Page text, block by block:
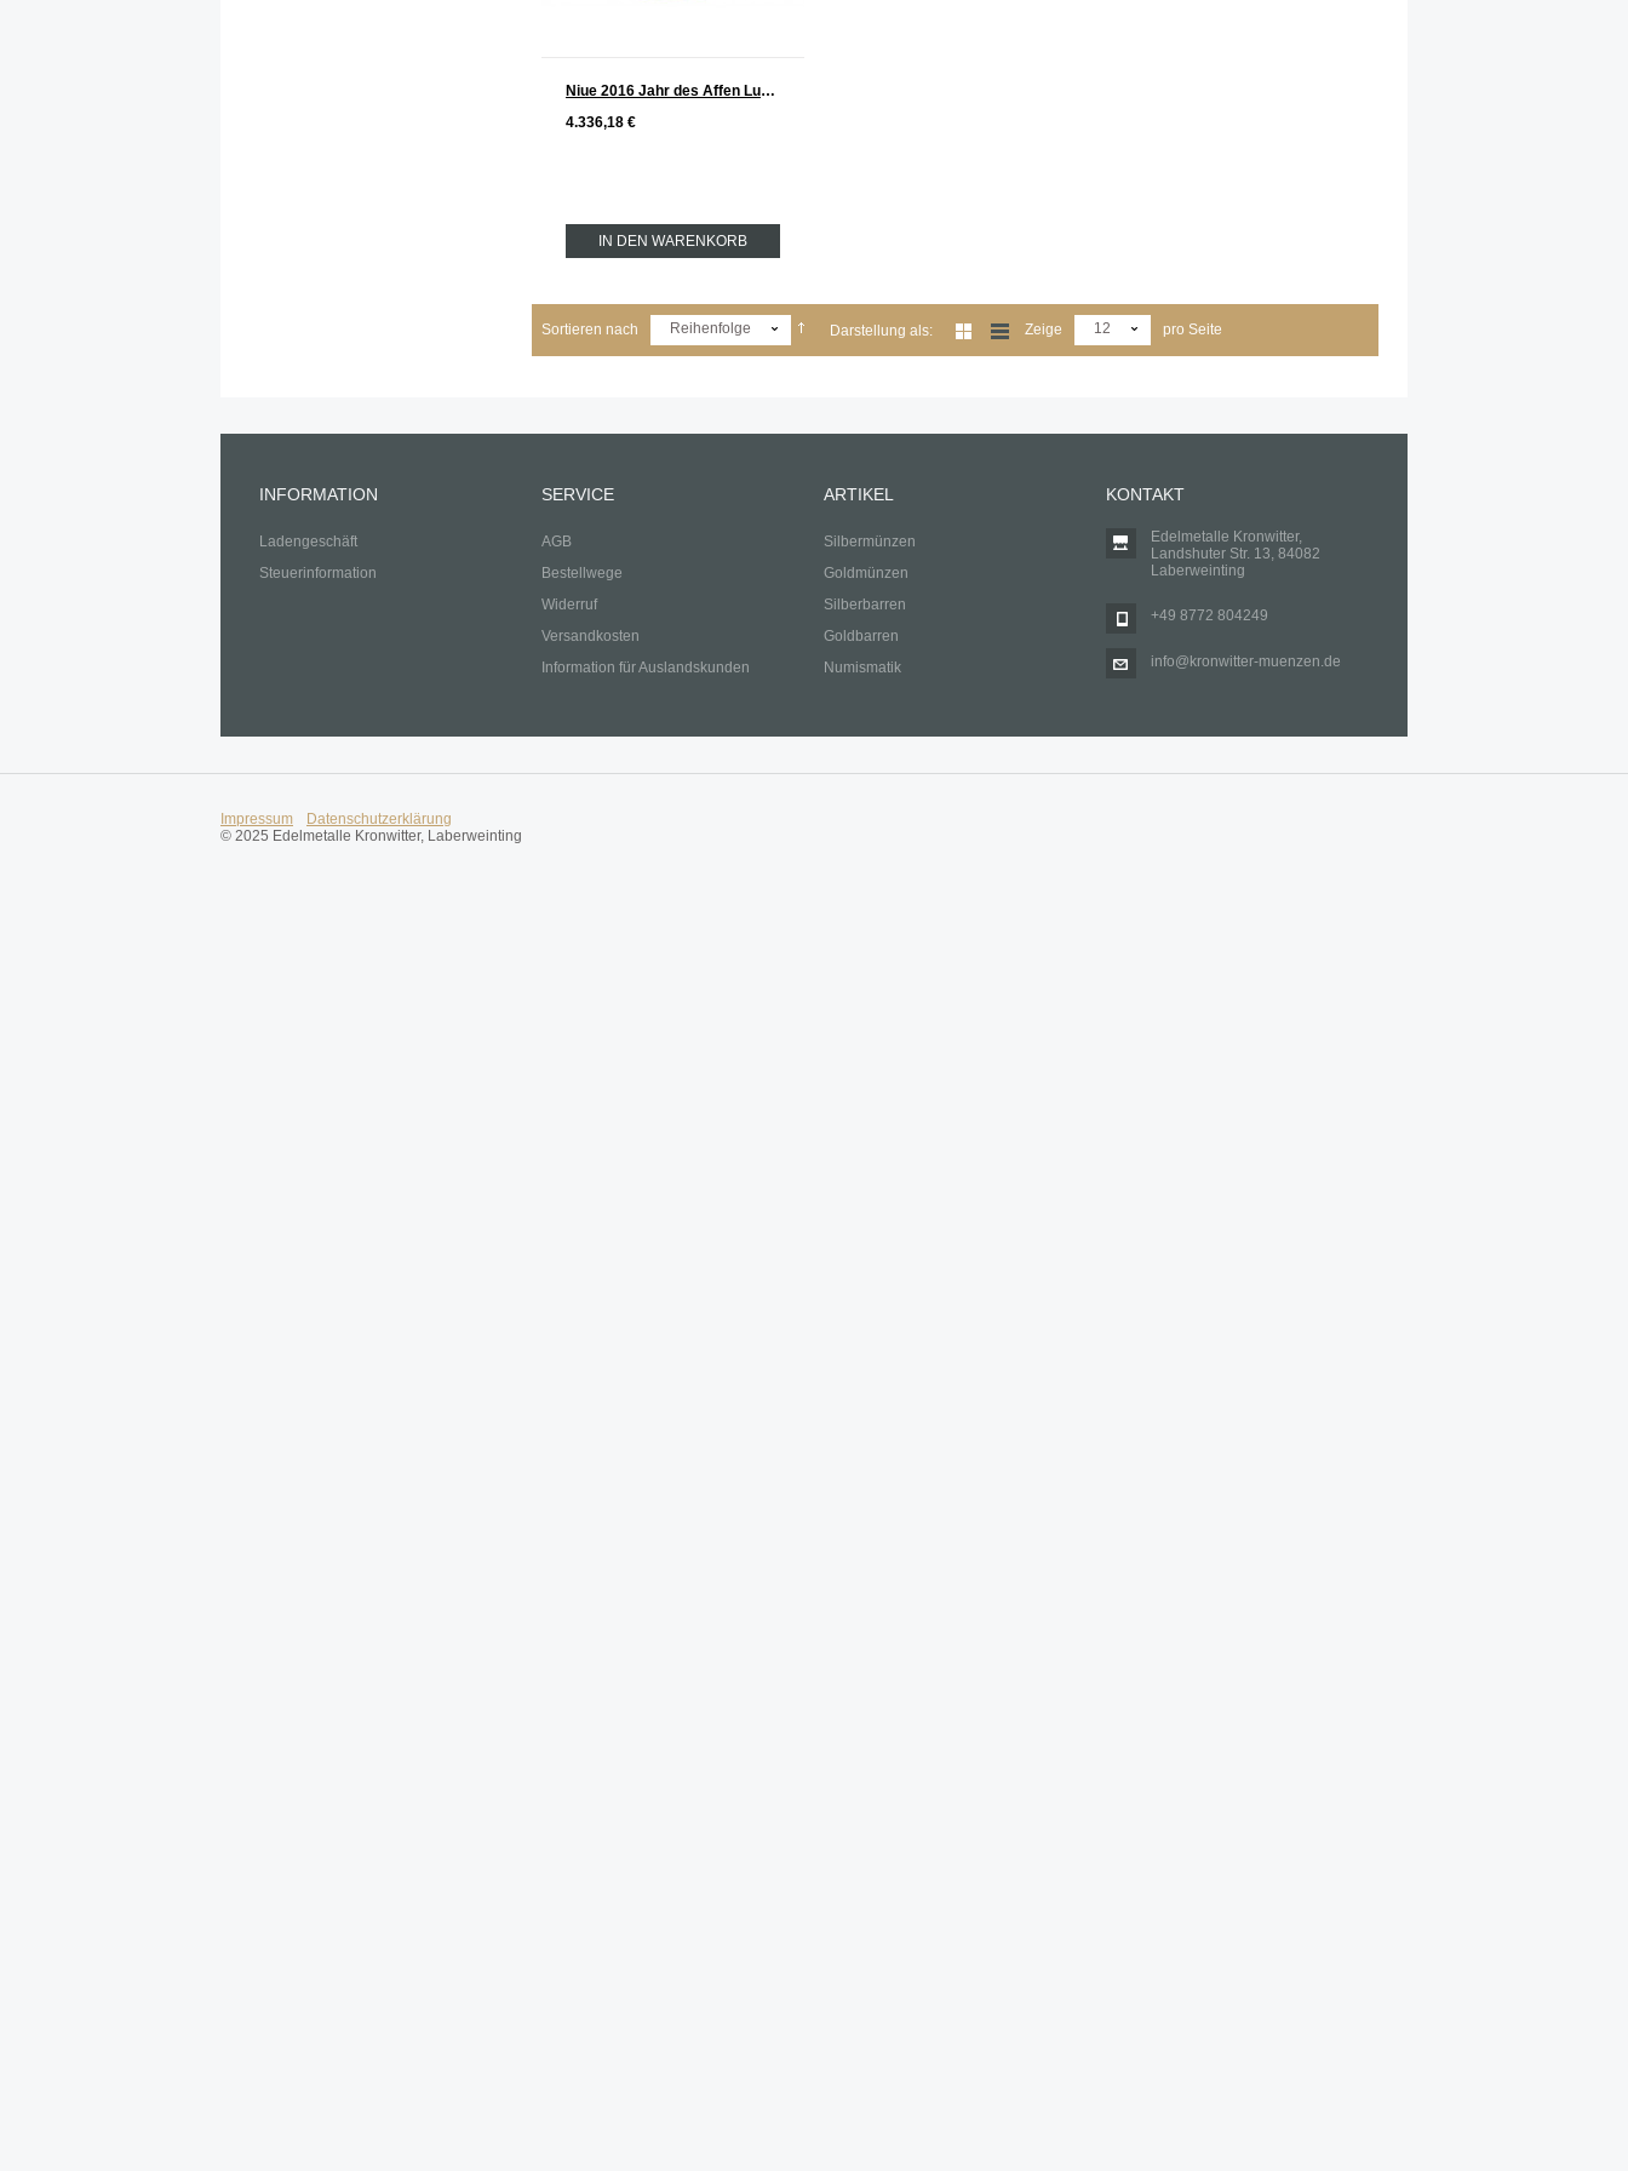
Niue 2016 Jahr des Affen Lunar Serie Gold 1 oz
4.336,18 €
IN DEN WARENKORB
Sortieren nach Reihenfolge Darstellung als: Zeige 12 pro Seite
INFORMATION
Ladengeschäft
Steuerinformation
SERVICE
AGB
Bestellwege
Widerruf
Versandkosten
Information für Auslandskunden
ARTIKEL
Silbermünzen
Goldmünzen
Silberbarren
Goldbarren
Numismatik
KONTAKT
Edelmetalle Kronwitter,
Landshuter Str. 13, 84082
Laberweinting
+49 8772 804249
info@kronwitter-muenzen.de
Impressum
Datenschutzerklärung
© 2025 Edelmetalle Kronwitter, Laberweinting